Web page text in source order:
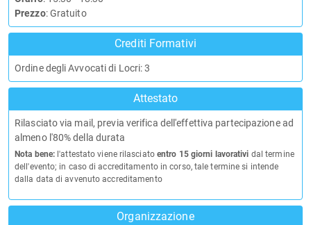
Prezzo: Gratuito
Crediti Formativi
Ordine degli Avvocati di Locri: 3
Attestato
Rilasciato via mail, previa verifica dell'effettiva partecipazione ad
almeno l'80% della durata
Nota bene: l'attestato viene rilasciato entro 15 giorni lavorativi dal termine
dell'evento; in caso di accreditamento in corso, tale termine si intende
dalla data di avvenuto accreditamento
Organizzazione